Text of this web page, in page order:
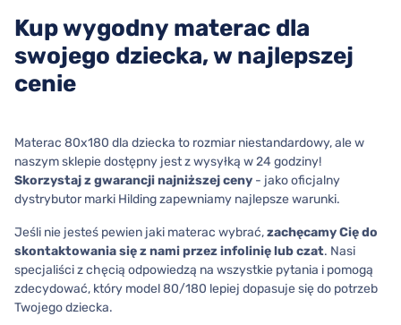
Kup wygodny materac dla
swojego dziecka, w najlepszej
cenie
Materac 80x180 dla dziecka to rozmiar niestandardowy, ale w
naszym sklepie dostępny jest z wysyłką w 24 godziny!
Skorzystaj z gwarancji najniższej ceny - jako oficjalny
dystrybutor marki Hilding zapewniamy najlepsze warunki.
Jeśli nie jesteś pewien jaki materac wybrać,zachęcamy Cię do
skontaktowania się z nami przez infolinię lub czat. Nasi
specjaliści z chęcią odpowiedzą na wszystkie pytania i pomogą
zdecydować, który model 80/180 lepiej dopasuje się do potrzeb
Twojego dziecka.